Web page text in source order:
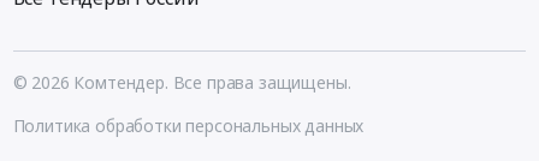
© 2026 Комтендер. Все права защищены.
Политика обработки персональных данных